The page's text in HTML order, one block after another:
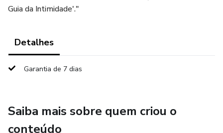
Guia da Intimidade'."
Detalhes
Garantia de 7 dias
Saiba mais sobre quem criou o
conteúdo